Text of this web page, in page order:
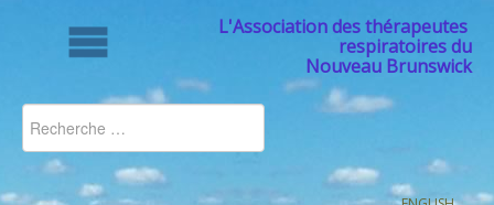
L'Association des thérapeutes
respiratoires du
Nouveau Brunswick